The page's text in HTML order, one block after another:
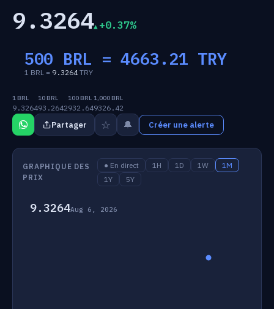
9.3264 +0.37%
500 BRL =4663.21 TRY
1 BRL = 9.3264TRY
1 BRL
9.3264
10 BRL
93.2642
100 BRL
932.64
1,000 BRL
9326.42
Partager ☆ 🔔 Créer une alerte
GRAPHIQUE DES
PRIX
● En direct 1H 1D 1W
1M
1Y
5Y
9.3264Aug 6, 2026